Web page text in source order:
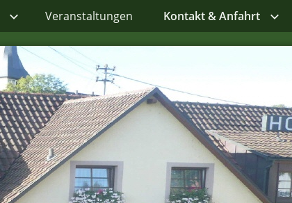
Veranstaltungen Kontakt & Anfahrt